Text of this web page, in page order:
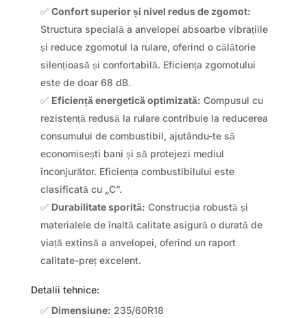
✅ Confort superior și nivel redus de zgomot:
Structura specială a anvelopei absoarbe vibrațiile
și reduce zgomotul la rulare, oferind o călătorie
silențioasă și confortabilă. Eficiența zgomotului
este de doar 68 dB.
✅ Eficiență energetică optimizată: Compusul cu
rezistență redusă la rulare contribuie la reducerea
consumului de combustibil, ajutându-te să
economisești bani și să protejezi mediul
înconjurător. Eficiența combustibilului este
clasificată cu „C”.
✅ Durabilitate sporită: Construcția robustă și
materialele de înaltă calitate asigură o durată de
viață extinsă a anvelopei, oferind un raport
calitate-preț excelent.
Detalii tehnice:
✅ Dimensiune: 235/60R18